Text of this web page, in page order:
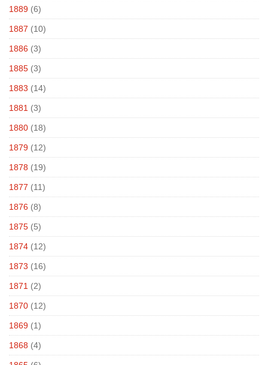
1889 (6)
1887 (10)
1886 (3)
1885 (3)
1883 (14)
1881 (3)
1880 (18)
1879 (12)
1878 (19)
1877 (11)
1876 (8)
1875 (5)
1874 (12)
1873 (16)
1871 (2)
1870 (12)
1869 (1)
1868 (4)